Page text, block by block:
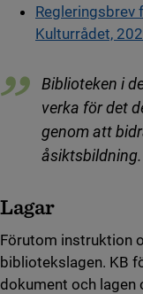
Regleringsbrev
Kulturrådet,
Biblioteken i
verka för det
genom att
Lagar
Förutom instruktion
bibliotekslagen. KB
dokument och lagen